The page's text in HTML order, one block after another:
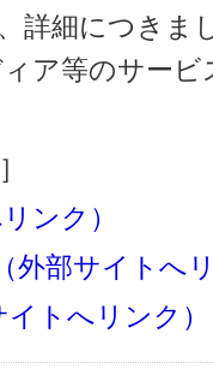
詳細につきま
ア等のサー
ンク）
外部サイトへ
トへリンク）